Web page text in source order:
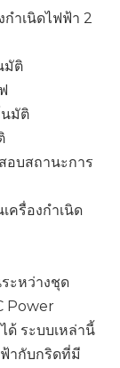
ำเนิดไฟฟ้า 2
มัติ
นมัติ
อบสถานะการ
ครื่องกำเนิด
ะหว่างชุด
Power
ด้ ระบบเหล่านี้
ฟ้ากับกริดที่มี